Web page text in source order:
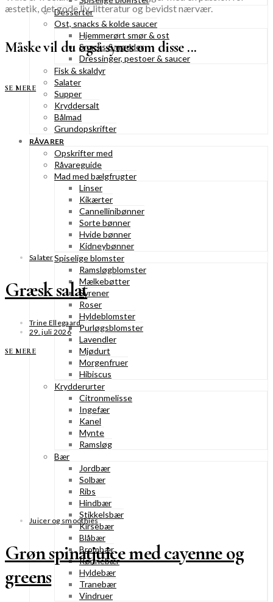
Desserter
Ost, snacks & kolde saucer
Hjemmerørt smør & ost
Snacks & nødder
Dressinger, pestoer & saucer
Fisk & skaldyr
Salater
Supper
Kryddersalt
Bålmad
Grundopskrifter
RÅVARER
Opskrifter med
Råvareguide
Mad med bælgfrugter
Linser
Kikærter
Cannellinibønner
Sorte bønner
Hvide bønner
Kidneybønner
Spiselige blomster
Ramsløgblomster
Mælkebøtter
Syrener
Roser
Hyldeblomster
Purløgsblomster
Lavendler
Mjødurt
Morgenfruer
Hibiscus
Krydderurter
Citronmelisse
Ingefær
Kanel
Mynte
Ramsløg
Bær
Jordbær
Solbær
Ribs
Hindbær
Stikkelsbær
Kirsebær
Blåbær
Brombær
Rønnebær
Hyldebær
Tranebær
Vindruer
æstetik, det gode liv, litteratur og bevidst nærvær.
Måske vil du også synes om disse ...
SE MERE
Salater
Græsk salat
Trine Ellegaard
29. juli 2026
SE MERE
Juicer og smoothies
Grøn spinatjuice med cayenne og
greens